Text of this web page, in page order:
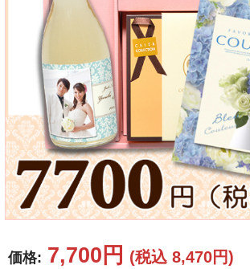
価格: 7,700円 (税込 8,470円)